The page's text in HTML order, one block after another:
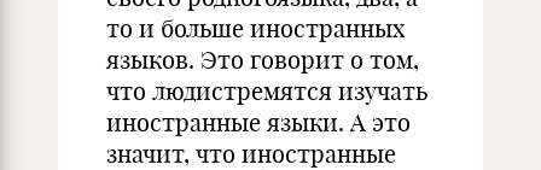
то и больше иностранных
языков. Это говорит о том,
что людистремятся изучать
иностранные языки. А это
значит, что иностранные